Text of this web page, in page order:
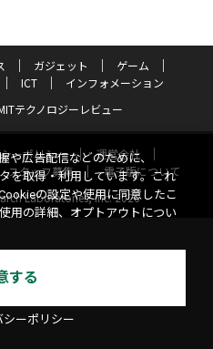
ガジェット
ゲーム
ICT
インフォメーション
テクノロジーレビュー
ーポリシー
運営会社
スタッフ募集
電子版について
Laboratories, Inc. 2026
や広告配信などのために、
を取得・利用しています。これ
の設定や使用に同意したこ
用の詳細、オプトアウトについ
する
シーポリシー